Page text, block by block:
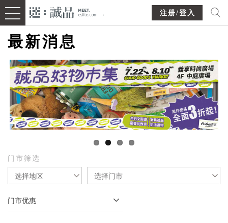
注册/登入
最新消息
门市筛选
选择地区 选择门市
门市优惠